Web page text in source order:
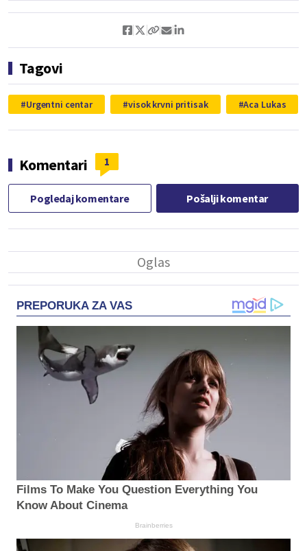
Tagovi
Urgentni centar visok krvni pritisak Aca Lukas
Komentari 1
Pogledaj komentare Pošalji komentar
PREPORUKA ZA VAS
Films To Make You Question Everything You
Know About Cinema
Brainberries